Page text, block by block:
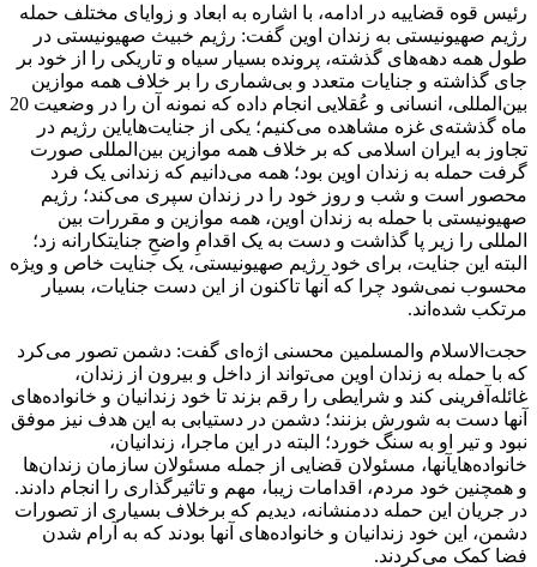
رئیس قوه قضاییه در ادامه، با اشاره به ابعاد و زوایای مختلف حمله
رژیم صهیونیستی به زندان اوین گفت: رژیم خبیث صهیونیستی در
طول همه دهه‌های گذشته، پرونده بسیار سیاه و تاریکی را از خود بر
جای گذاشته و جنایات متعدد و بی‌شماری را بر خلاف همه موازین
بین‌المللی، انسانی و عُقلایی انجام داده که نمونه آن را در وضعیت 20
ماه گذشته‌ی غزه مشاهده می‌کنیم؛ یکی از جنایت‌هایاین رژیم در
تجاوز به ایران اسلامی که بر خلاف همه موازین بین‌المللی صورت
گرفت حمله به زندان اوین بود؛ همه می‌دانیم که زندانی یک فرد
محصور است و شب و روز خود را در زندان سپری می‌کند؛ رژیم
صهیونیستی با حمله به زندان اوین، همه موازین و مقررات بین
المللی را زیر پا گذاشت و دست به یک اقدامِ واضحِ جنایتکارانه زد؛
البته این جنایت، برای خود رژیم صهیونیستی، یک جنایت خاص و ویژه
محسوب نمی‌شود چرا که آنها تاکنون از این دست جنایات، بسیار
مرتکب شده‌اند.
حجت‌الاسلام والمسلمین محسنی اژه‌ای گفت: دشمن تصور می‌کرد
که با حمله به زندان اوین می‌تواند از داخل و بیرون از زندان،
غائله‌آفرینی کند و شرایطی را رقم بزند تا خود زندانیان و خانواده‌های
آنها دست به شورش بزنند؛ دشمن در دستیابی به این هدف نیز موفق
نبود و تیر او به سنگ خورد؛ البته در این ماجرا، زندانیان،
خانواده‌هایآنها، مسئولان قضایی از جمله مسئولان سازمان زندان‌ها
و همچنین خود مردم، اقدامات زیبا، مهم و تاثیرگذاری را انجام دادند.
در جریان این حمله ددمنشانه، دیدیم که برخلاف بسیاری از تصورات
دشمن، این خود زندانیان و خانواده‌های آنها بودند که به آرام شدن
فضا کمک می‌کردند.